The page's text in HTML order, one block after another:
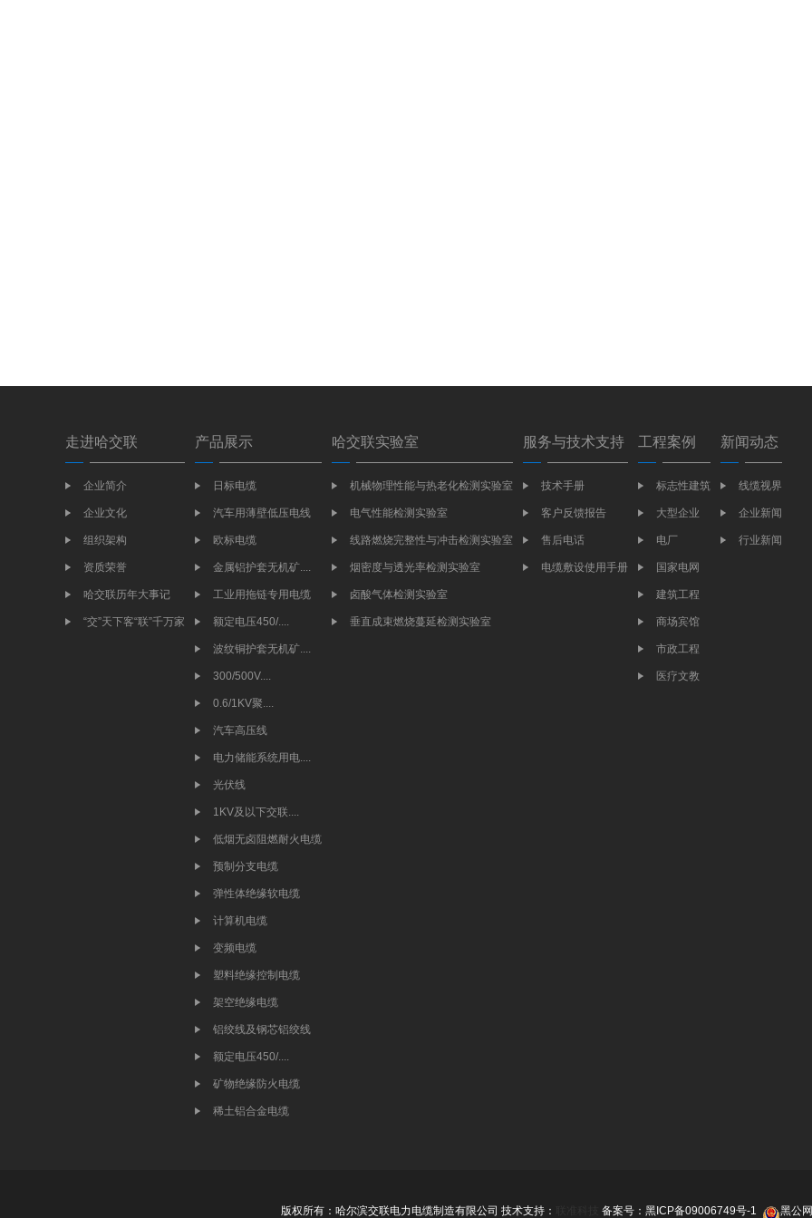
走进哈交联
企业简介
企业文化
组织架构
资质荣誉
哈交联历年大事记
“交”天下客“联”千万家
产品展示
日标电缆
汽车用薄壁低压电线
欧标电缆
金属铝护套无机矿....
工业用拖链专用电缆
额定电压450/....
波纹铜护套无机矿....
300/500V....
0.6/1KV聚....
汽车高压线
电力储能系统用电....
光伏线
1KV及以下交联....
低烟无卤阻燃耐火电缆
预制分支电缆
弹性体绝缘软电缆
计算机电缆
变频电缆
塑料绝缘控制电缆
架空绝缘电缆
铝绞线及钢芯铝绞线
额定电压450/....
矿物绝缘防火电缆
稀土铝合金电缆
哈交联实验室
机械物理性能与热老化检测实验室
电气性能检测实验室
线路燃烧完整性与冲击检测实验室
烟密度与透光率检测实验室
卤酸气体检测实验室
垂直成束燃烧蔓延检测实验室
服务与技术支持
技术手册
客户反馈报告
售后电话
电缆敷设使用手册
工程案例
标志性建筑
大型企业
电厂
国家电网
建筑工程
商场宾馆
市政工程
医疗文教
新闻动态
线缆视界
企业新闻
行业新闻
版权所有：哈尔滨交联电力电缆制造有限公司 技术支持： 备案号： 黑ICP备09006749号-1 黑公